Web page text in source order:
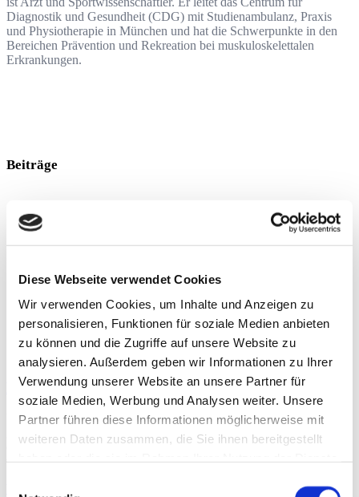
Diese Webseite verwendet Cookies
Wir verwenden Cookies, um Inhalte und Anzeigen zu
personalisieren, Funktionen für soziale Medien anbieten
zu können und die Zugriffe auf unsere Website zu
analysieren. Außerdem geben wir Informationen zu Ihrer
Verwendung unserer Website an unsere Partner für
soziale Medien, Werbung und Analysen weiter. Unsere
Partner führen diese Informationen möglicherweise mit
weiteren Daten zusammen, die Sie ihnen bereitgestellt
Diagnostik und Gesundheit (CDG) mit Studienambulanz, Praxis
und Physiotherapie in München und hat die Schwerpunkte in den
Bereichen Prävention und Rekreation bei muskuloskelet­talen
Erkrankungen.
Beiträge
Elektro-Magnetische Induktion (EMI)
Unspezifische Rückenschmerzen (URS) stellen eine erhebliche
gesundheitliche und wirtschaftliche Belastung dar und führen oft zu
erheblichen Belastungen im Gesundheitswesen. Unter den
therapeutischen Modalitäten hat sich